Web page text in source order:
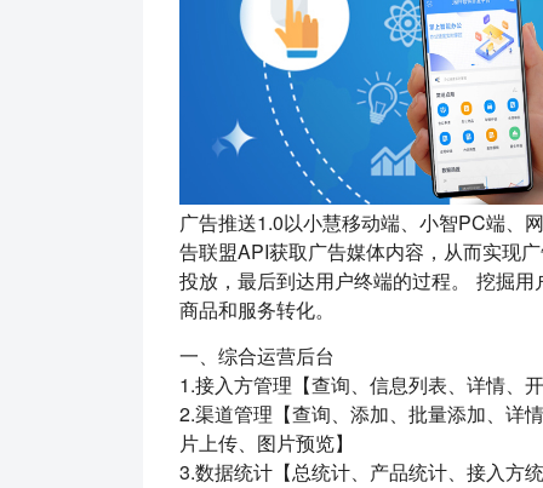
广告推送1.0以小慧移动端、小智PC端、
告联盟API获取广告媒体内容，从而实现
投放，最后到达用户终端的过程。 挖掘
商品和服务转化。
一、综合运营后台
1.接入方管理【查询、信息列表、详情、
2.渠道管理【查询、添加、批量添加、详
片上传、图片预览】
3.数据统计【总统计、产品统计、接入方